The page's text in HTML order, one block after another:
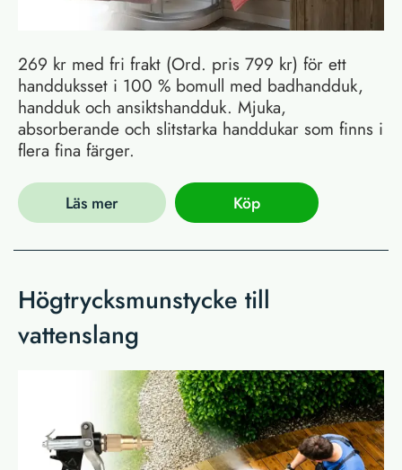
269 kr med fri frakt (Ord. pris 799 kr) för ett
handduksset i 100 % bomull med badhandduk,
handduk och ansiktshandduk. Mjuka,
absorberande och slitstarka handdukar som finns i
flera fina färger.
Läs mer Köp
Högtrycksmunstycke till
vattenslang